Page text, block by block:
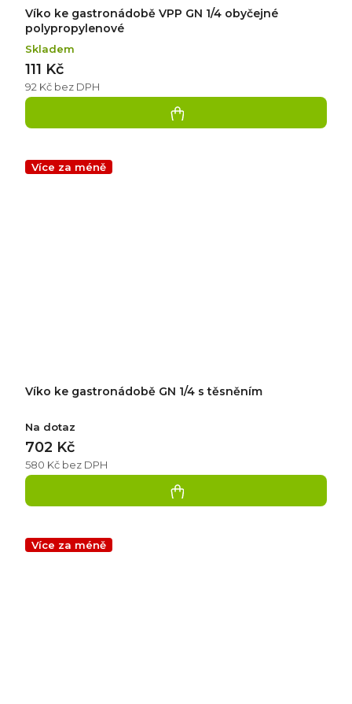
Víko ke gastronádobě VPP GN 1/4 obyčejné
polypropylenové
Skladem
92 Kč bez DPH
111 Kč
Více za méně
Víko ke gastronádobě GN 1/4 s těsněním
Na dotaz
580 Kč bez DPH
702 Kč
Více za méně